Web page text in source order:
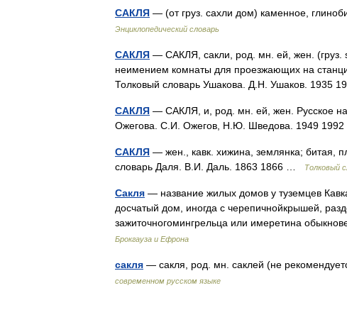
САКЛЯ — (от груз. сахли дом) каменное,
Энциклопедический словарь
САКЛЯ — САКЛЯ, сакли, род. мн. ей, жен. (груз.
неимением комнаты для проезжающих на
Толковый словарь Ушакова. Д.Н. Ушаков. 1935
САКЛЯ — САКЛЯ, и, род. мн. ей, жен. Русское
Ожегова. С.И. Ожегов, Н.Ю. Шведова. 1949
САКЛЯ — жен., кавк. хижина, землянка; битая,
словарь Даля. В.И. Даль. 1863 1866 …
Толковый
Сакля — название жилых домов у туземцев
досчатый дом, иногда с черепичнойкрышей,
зажиточногомингрельца или имеретина
Брокгауза и Ефрона
сакля — сакля, род. мн. саклей (не
современном русском языке